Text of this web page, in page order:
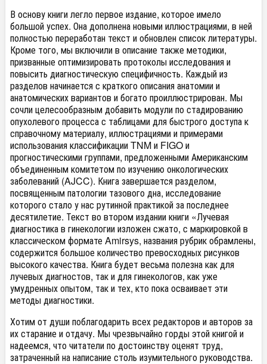
В основу книги легло первое издание, которое имело
большой успех. Она дополнена новыми иллюстрациями, в ней
полностью переработан текст и обновлен список литературы.
Кроме того, мы включили в описание также методики,
призванные оптимизировать протоколы исследования и
повысить диагностическую специфичность. Каждый из
разделов начинается с краткого описания анатомии и
анатомических вариантов и богато проиллюстрирован. Мы
сочли целесообразным добавить модули по стадированию
опухолевого процесса с таблицами для быстрого доступа к
справочному материалу, иллюстрациями и примерами
использования классификации TNM и FIGO и
прогностическими группами, предложенными Американским
объединенным комитетом по изучению онкологических
заболеваний (AJCC). Книга завершается разделом,
посвященным патологии тазового дна, исследование
которого стало у нас рутинной практикой за последнее
десятилетие. Текст во втором издании книги «Лучевая
диагностика в гинекологии изложен сжато, с маркировкой в
классическом формате Amirsys, названия рубрик обрамлены,
содержится большое количество превосходных рисунков
высокого качества. Книга будет весьма полезна как для
лучевых диагностов, так и для гинекологов, как уже
умудренных опытом, так и тех, кто пока осваивает эти
методы диагностики.
Хотим от души поблагодарить всех редакторов и авторов за
их старание и отдачу. Мы чрезвычайно горды этой книгой и
надеемся, что читатели по достоинству оценят труд,
затраченный на написание столь изумительного руководства.